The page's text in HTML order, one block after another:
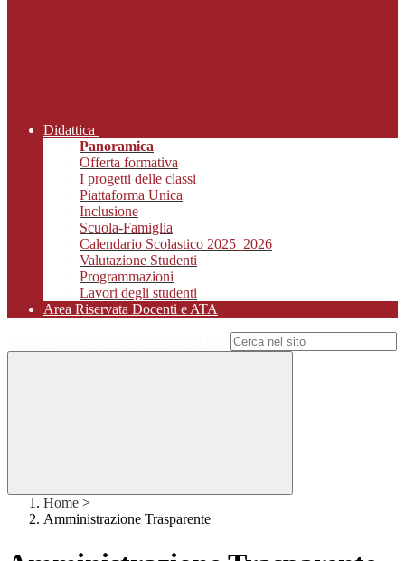
Didattica
Panoramica
Offerta formativa
I progetti delle classi
Piattaforma Unica
Inclusione
Scuola-Famiglia
Calendario Scolastico 2025_2026
Valutazione Studenti
Programmazioni
Lavori degli studenti
Area Riservata Docenti e ATA
Home >
Amministrazione Trasparente